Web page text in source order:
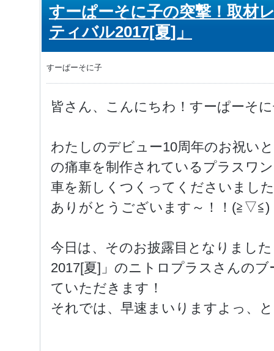
すーぱーそに子の突撃！取材
ティバル2017[夏]」
すーぱーそに子
皆さん、こんにちわ！すーぱーそ
わたしのデビュー10周年のお祝い
の痛車を制作されているプラスワ
車を新しくつくってくださいまし
ありがとうございます～！！(≧▽≦)
今日は、そのお披露目となりまし
2017[夏]」のニトロプラスさんの
ていただきます！
それでは、早速まいりますよっ、